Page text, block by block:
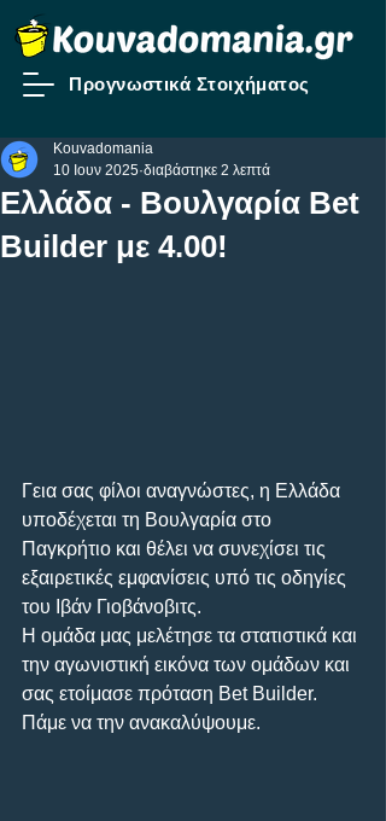
Προγνωστικά Στοιχήματος
Ελλάδα - Βουλγαρία Bet
Builder με 4.00!
Kouvadomania
10 Ιουν 2025 διαβάστηκε 2 λεπτά
Γεια σας φίλοι αναγνώστες, η Ελλάδα
υποδέχεται τη Βουλγαρία στο
Παγκρήτιο και θέλει να συνεχίσει τις
εξαιρετικές εμφανίσεις υπό τις οδηγίες
του Ιβάν Γιοβάνοβιτς.
Η ομάδα μας μελέτησε τα στατιστικά και
την αγωνιστική εικόνα των ομάδων και
σας ετοίμασε πρόταση Bet Builder.
Πάμε να την ανακαλύψουμε.